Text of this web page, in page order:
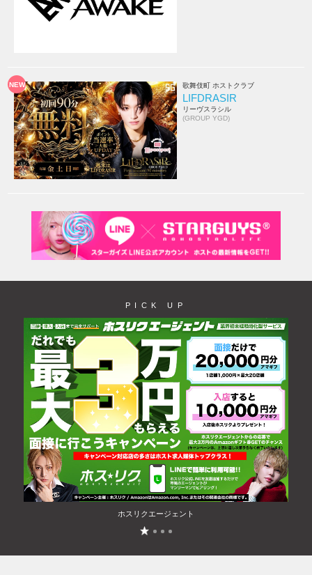
NEW 歌舞伎町 ホストクラブ
LIFDRASIR
リーヴスラシル
(GROUP YGD)
PICK UP
ホスリクエージェント